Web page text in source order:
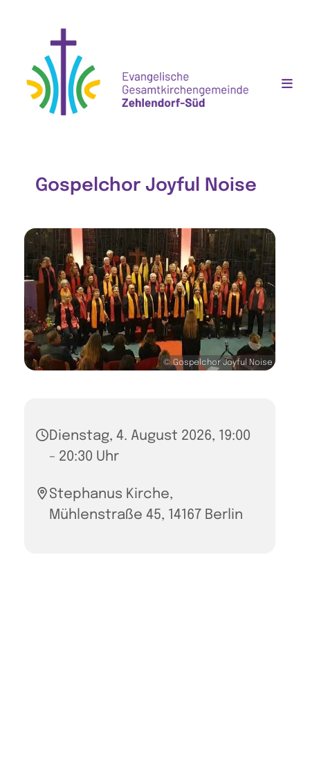
Gospelchor Joyful Noise
© Gospelchor Joyful Noise
Dienstag, 4. August 2026, 19:00
- 20:30 Uhr
Stephanus Kirche,
Mühlenstraße 45, 14167 Berlin